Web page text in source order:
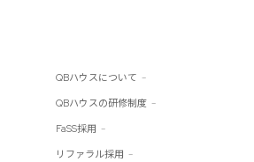
QBハウスについて
QBハウスの研修制度
FaSS採用
リファラル採用